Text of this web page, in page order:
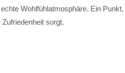
Wohlfühlatmosphäre. Ein
sorgt.